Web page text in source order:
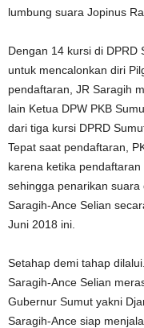
lumbung suara Jopinus
Dengan 14 kursi di DPRD
untuk mencalonkan diri
pendaftaran, JR Saragih
lain Ketua DPW PKB
dari tiga kursi DPRD
Tepat saat pendaftaran,
karena ketika
sehingga penarikan suara
Saragih-Ance Selian
Juni 2018 ini.
Setahap demi tahap
Saragih-Ance Selian
Gubernur Sumut yakni
Saragih-Ance siap